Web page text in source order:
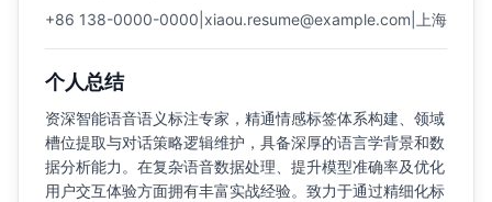
+86 138-0000-0000 xiaou.resume@example.com 上海
个人总结
资深智能语音语义标注专家，精通情感标签体系构建、领域
槽位提取与对话策略逻辑维护，具备深厚的语言学背景和数
据分析能力。在复杂语音数据处理、提升模型准确率及优化
用户交互体验方面拥有丰富实战经验。致力于通过精细化标